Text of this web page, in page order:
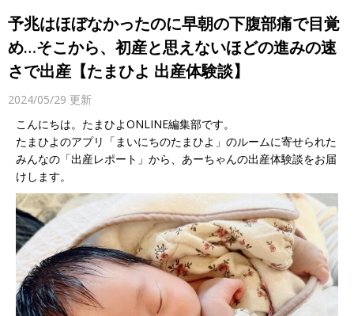
予兆はほぼなかったのに早朝の下腹部痛で目覚
め…そこから、初産と思えないほどの進みの速
さで出産【たまひよ 出産体験談】
2024/05/29 更新
こんにちは。たまひよONLINE編集部です。
たまひよのアプリ「まいにちのたまひよ」のルームに寄せられた
みんなの「出産レポート」から、あーちゃんの出産体験談をお届
けします。